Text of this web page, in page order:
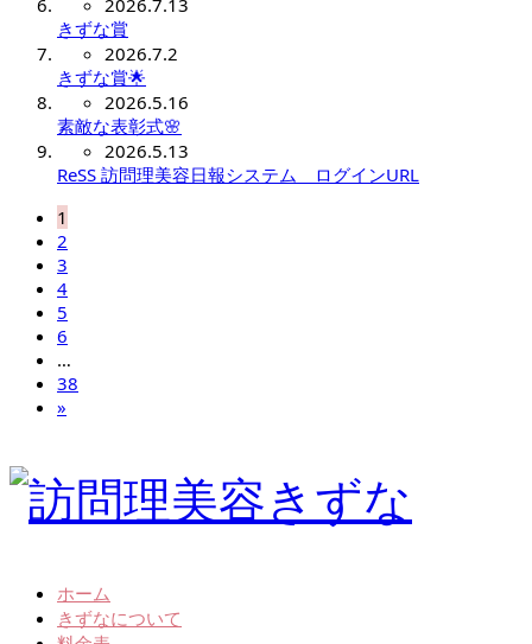
きずな賞
2026.7.2
きずな賞🌟
2026.5.16
素敵な表彰式🌸
2026.5.13
ReSS 訪問理美容日報システム ログインURL
1
2
3
4
5
6
…
38
»
ホーム
きずなについて